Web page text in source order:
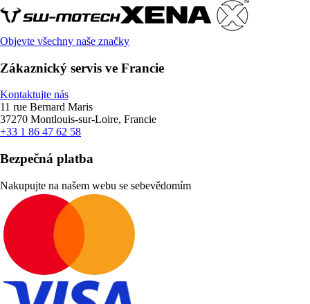
Objevte všechny naše značky
Zákaznický servis ve Francie
Kontaktujte nás
11 rue Bernard Maris
37270 Montlouis-sur-Loire, Francie
+33 1 86 47 62 58
Bezpečná platba
Nakupujte na našem webu se sebevědomím